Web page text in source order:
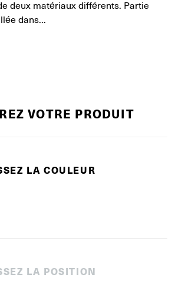
deux matériaux différents. Partie
dans...
VOTRE PRODUIT
LA COULEUR
LA POSITION